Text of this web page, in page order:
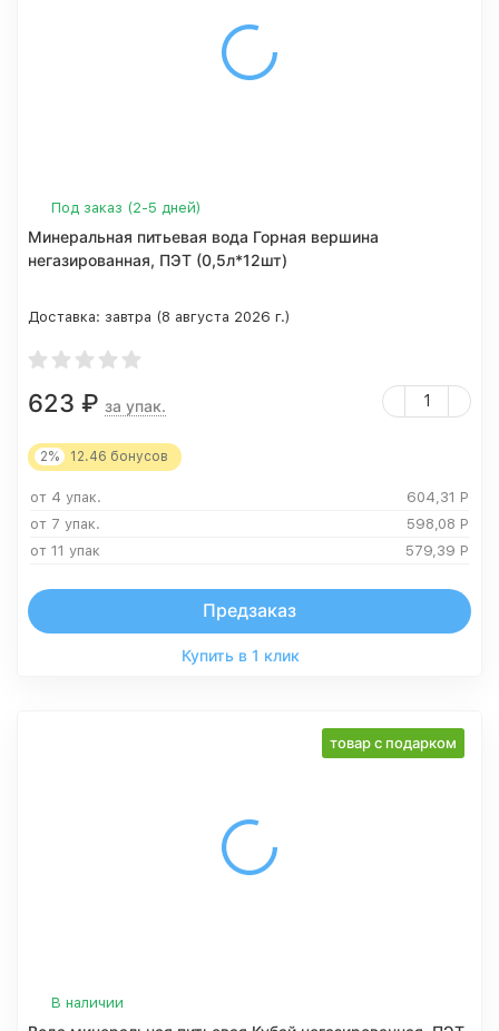
Под заказ (2-5 дней)
Минеральная питьевая вода Горная вершина
негазированная, ПЭТ (0,5л*12шт)
Доставка: завтра (8 августа 2026 г.)
623 ₽ за упак.
2% 12.46 бонусов
от 4 упак. 604,31 Р
от 7 упак.
598,08 Р
от 11 упак
579,39 Р
Предзаказ
Купить в 1 клик
товар с подарком
В наличии